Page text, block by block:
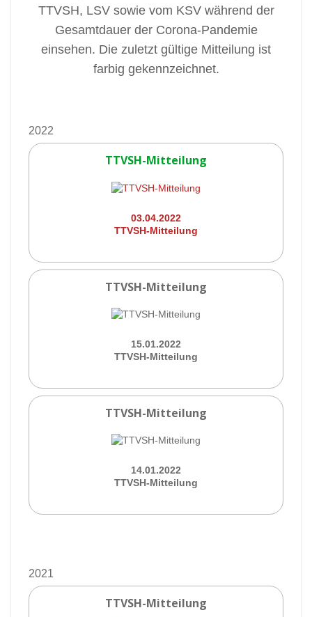
TTVSH, LSV sowie vom KSV während der
Gesamtdauer der Corona-Pandemie
einsehen. Die zuletzt gültige Mitteilung ist
farbig gekennzeichnet.
2022
TTVSH-Mitteilung
03.04.2022
TTVSH-Mitteilung
TTVSH-Mitteilung
15.01.2022
TTVSH-Mitteilung
TTVSH-Mitteilung
14.01.2022
TTVSH-Mitteilung
2021
TTVSH-Mitteilung